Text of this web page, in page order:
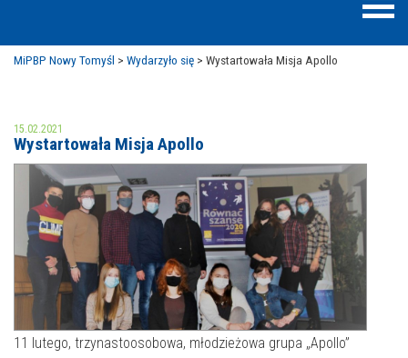
MOJE KONTO
AKTUALNOŚCI
NAJBLIŻSZE WYDARZENIA
WYDARZENIA BIEŻĄCE
WYDARZYŁO SIĘ
NASZA OFERTA
STREFA WIEDZY O REGIONIE
STREFA KOLORU
MiPBP Nowy Tomyśl > Wydarzyło się > Wystartowała Misja Apollo
15.02.2021
Wystartowała Misja Apollo
11 lutego, trzynastoosobowa, młodzieżowa grupa „Apollo”